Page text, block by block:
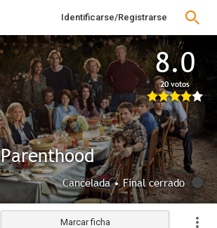
Identificarse/Registrarse
8.0
20 votos
Parenthood
Cancelada • Final cerrado
Marcar ficha